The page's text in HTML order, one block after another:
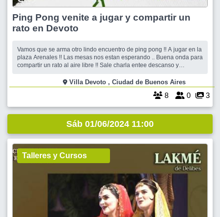
Ping Pong venite a jugar y compartir un
rato en Devoto
Vamos que se arma otro lindo encuentro de ping pong !! A jugar en la
plaza Arenales !! Las mesas nos estan esperando .. Buena onda para
compartir un rato al aire libre !! Sale charla entee descanso y
también conocer de otra forma a compañeros de Encontrarse No
vemos !
Villa Devoto , Ciudad de Buenos Aires
8 0 3
Sáb 01/06/2024 11:00
Talleres y Cursos